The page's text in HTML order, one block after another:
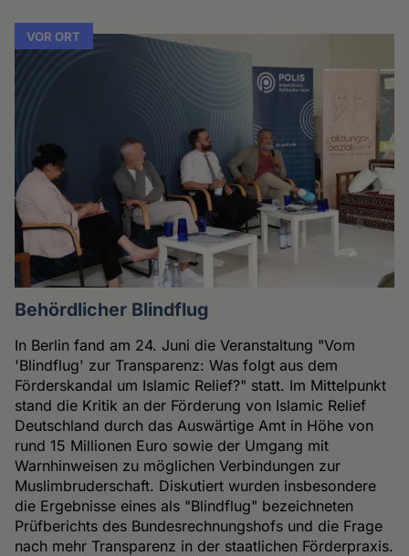
VOR ORT
Behördlicher Blindflug
In Berlin fand am 24. Juni die Veranstaltung "Vom
'Blindflug' zur Transparenz: Was folgt aus dem
Förderskandal um Islamic Relief?" statt. Im Mittelpunkt
stand die Kritik an der Förderung von Islamic Relief
Deutschland durch das Auswärtige Amt in Höhe von
rund 15 Millionen Euro sowie der Umgang mit
Warnhinweisen zu möglichen Verbindungen zur
Muslimbruderschaft. Diskutiert wurden insbesondere
die Ergebnisse eines als "Blindflug" bezeichneten
Prüfberichts des Bundesrechnungshofs und die Frage
nach mehr Transparenz in der staatlichen Förderpraxis.